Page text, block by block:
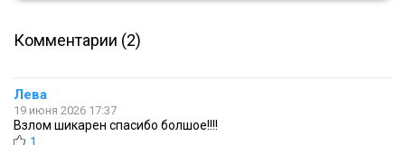
Комментарии (2)
Лева
19 июня 2026 17:37
Взлом шикарен спасибо болшое!!!!